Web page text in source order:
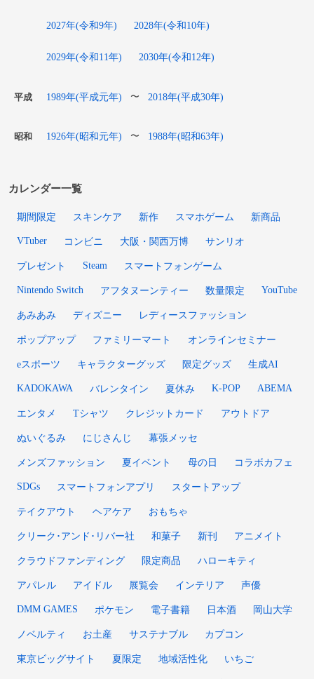
2027年(令和9年) 2028年(令和10年)
2029年(令和11年) 2030年(令和12年)
平成 1989年(平成元年) 〜 2018年(平成30年)
昭和 1926年(昭和元年) 〜 1988年(昭和63年)
カレンダー一覧
期間限定 スキンケア 新作 スマホゲーム 新商品
VTuber コンビニ 大阪・関西万博 サンリオ
プレゼント Steam スマートフォンゲーム
Nintendo Switch アフタヌーンティー 数量限定 YouTube
あみあみ ディズニー レディースファッション
ポップアップ ファミリーマート オンラインセミナー
eスポーツ キャラクターグッズ 限定グッズ 生成AI
KADOKAWA バレンタイン 夏休み K-POP ABEMA
エンタメ Tシャツ クレジットカード アウトドア
ぬいぐるみ にじさんじ 幕張メッセ
メンズファッション 夏イベント 母の日 コラボカフェ
SDGs スマートフォンアプリ スタートアップ
テイクアウト ヘアケア おもちゃ
クリーク･アンド･リバー社 和菓子 新刊 アニメイト
クラウドファンディング 限定商品 ハローキティ
アパレル アイドル 展覧会 インテリア 声優
DMM GAMES ポケモン 電子書籍 日本酒 岡山大学
ノベルティ お土産 サステナブル カプコン
東京ビッグサイト 夏限定 地域活性化 いちご